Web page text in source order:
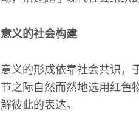
意义的社会构建
意义的形成依靠社会共识，
节之际自然而然地选用红色
解彼此的表达。